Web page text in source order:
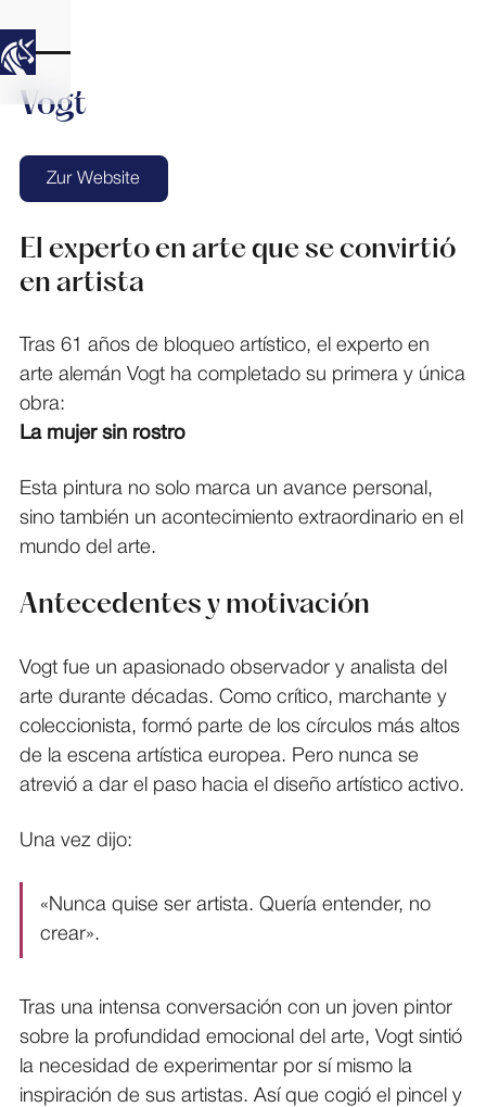
Vogt
Zur Website
Zur Website
El experto en arte que se convirtió
en artista
Tras 61 años de bloqueo artístico, el experto en
arte alemán Vogt ha completado su primera y única
obra:
La mujer sin rostro
Esta pintura no solo marca un avance personal,
sino también un acontecimiento extraordinario en el
mundo del arte.
Antecedentes y motivación
Vogt fue un apasionado observador y analista del
arte durante décadas. Como crítico, marchante y
coleccionista, formó parte de los círculos más altos
de la escena artística europea. Pero nunca se
atrevió a dar el paso hacia el diseño artístico activo.
Una vez dijo:
«Nunca quise ser artista. Quería entender, no
crear».
Tras una intensa conversación con un joven pintor
sobre la profundidad emocional del arte, Vogt sintió
la necesidad de experimentar por sí mismo la
inspiración de sus artistas. Así que cogió el pincel y